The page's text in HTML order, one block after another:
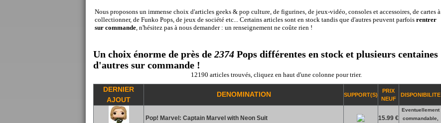
Nous proposons un immense choix d'articles geeks & pop culture, de figurines, de jeux-vidéo, consoles et accessoires, de cartes à
collectionner, de Funko Pops, de jeux de société etc... Certains articles sont en stock tandis que d'autres peuvent parfois rentrer
sur commande, n'hésitez pas à nous demander : un renseignement ne coûte rien !
Un choix énorme de près de 2374 Pops différentes en stock et plusieurs centaines
d'autres sur commande !
12190 articles trouvés, cliquez en haut d'une colonne pour trier.
DERNIER
AJOUT
DENOMINATION SUPPORT(S)
PRIX
NEUF
DISPONIBILITE
Pop! Marvel: Captain Marvel with Neon Suit 15.99 €
Eventuellement
commandable,